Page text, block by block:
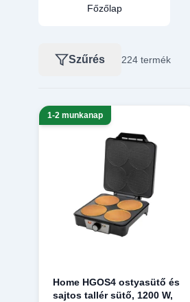
Főzőlap
Szűrés 224 termék
1-2 munkanap
Home HGOS4 ostyasütő és
sajtos tallér sütő, 1200 W,